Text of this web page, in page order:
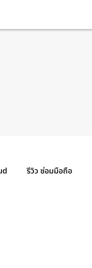
รีวิว ซ่อมมือถือ